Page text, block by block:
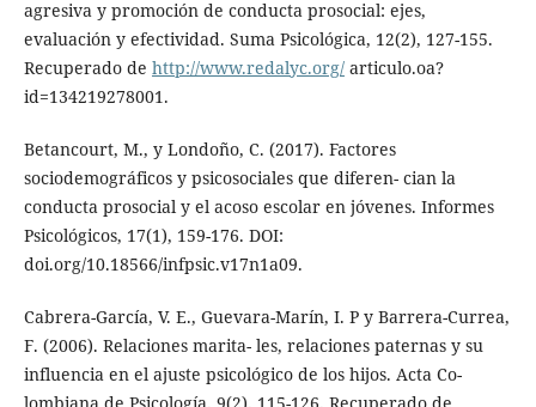
agresiva y promoción de conducta prosocial: ejes,
evaluación y efectividad. Suma Psicológica, 12(2), 127-155.
Recuperado de http://www.redalyc.org/articulo.oa?
id=134219278001.
Betancourt, M., y Londoño, C. (2017). Factores
sociodemográficos y psicosociales que diferen- cian la
conducta prosocial y el acoso escolar en jóvenes. Informes
Psicológicos, 17(1), 159-176. DOI:
doi.org/10.18566/infpsic.v17n1a09.
Cabrera-García, V. E., Guevara-Marín, I. P y Barrera-Currea,
F. (2006). Relaciones marita- les, relaciones paternas y su
influencia en el ajuste psicológico de los hijos. Acta Co-